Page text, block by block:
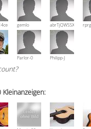
gemlo
Parlor-0 Philipp-J